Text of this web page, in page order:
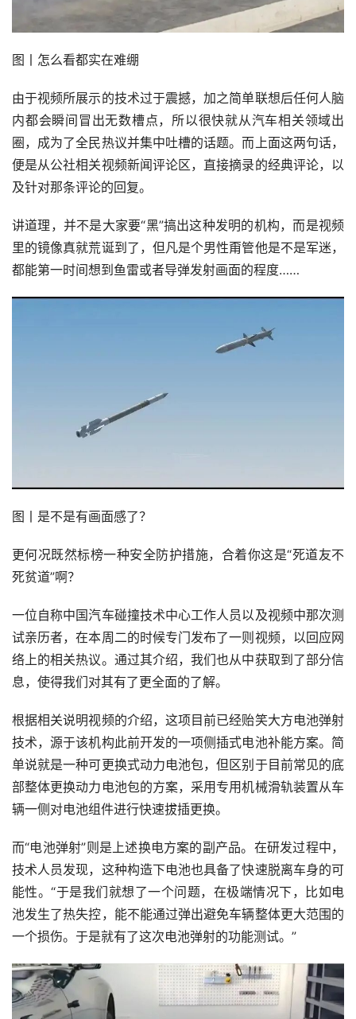
图丨怎么看都实在难绷
由于视频所展示的技术过于震撼，加之简单联想后任何人脑
内都会瞬间冒出无数槽点，所以很快就从汽车相关领域出
圈，成为了全民热议并集中吐槽的话题。而上面这两句话，
便是从公社相关视频新闻评论区，直接摘录的经典评论，以
及针对那条评论的回复。
讲道理，并不是大家要“黑”搞出这种发明的机构，而是视频
里的镜像真就荒诞到了，但凡是个男性甭管他是不是军迷，
都能第一时间想到鱼雷或者导弹发射画面的程度……
图丨是不是有画面感了？
更何况既然标榜一种安全防护措施，合着你这是“死道友不
死贫道”啊？
一位自称中国汽车碰撞技术中心工作人员以及视频中那次测
试亲历者，在本周二的时候专门发布了一则视频，以回应网
络上的相关热议。通过其介绍，我们也从中获取到了部分信
息，使得我们对其有了更全面的了解。
根据相关说明视频的介绍，这项目前已经贻笑大方电池弹射
技术，源于该机构此前开发的一项侧插式电池补能方案。简
单说就是一种可更换式动力电池包，但区别于目前常见的底
部整体更换动力电池包的方案，采用专用机械滑轨装置从车
辆一侧对电池组件进行快速拔插更换。
而“电池弹射”则是上述换电方案的副产品。在研发过程中，
技术人员发现，这种构造下电池也具备了快速脱离车身的可
能性。“于是我们就想了一个问题，在极端情况下，比如电
池发生了热失控，能不能通过弹出避免车辆整体更大范围的
一个损伤。于是就有了这次电池弹射的功能测试。”